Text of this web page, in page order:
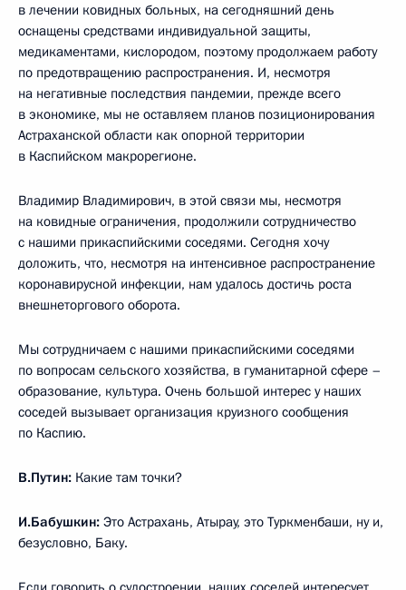
в лечении ковидных больных, на сегодняшний день
оснащены средствами индивидуальной защиты,
медикаментами, кислородом, поэтому продолжаем работу
по предотвращению распространения. И, несмотря
на негативные последствия пандемии, прежде всего
в экономике, мы не оставляем планов позиционирования
Астраханской области как опорной территории
в Каспийском макрорегионе.
Владимир Владимирович, в этой связи мы, несмотря
на ковидные ограничения, продолжили сотрудничество
с нашими прикаспийскими соседями. Сегодня хочу
доложить, что, несмотря на интенсивное распространение
коронавирусной инфекции, нам удалось достичь роста
внешнеторгового оборота.
Мы сотрудничаем с нашими прикаспийскими соседями
по вопросам сельского хозяйства, в гуманитарной сфере –
образование, культура. Очень большой интерес у наших
соседей вызывает организация круизного сообщения
по Каспию.
В.Путин: Какие там точки?
И.Бабушкин: Это Астрахань, Атырау, это Туркменбаши, ну и,
безусловно, Баку.